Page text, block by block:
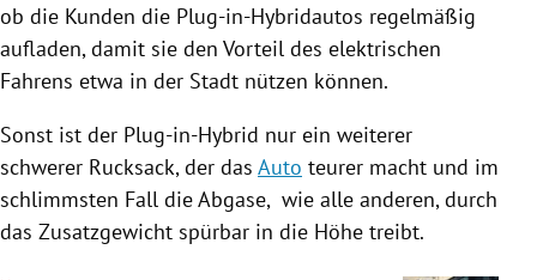
ob die Kunden die Plug-in-Hybridautos regelmäßig
aufladen, damit sie den Vorteil des elektrischen
Fahrens etwa in der Stadt nützen können.
Sonst ist der Plug-in-Hybrid nur ein weiterer
schwerer Rucksack, der das Auto teurer macht und im
schlimmsten Fall die Abgase, wie alle anderen, durch
das Zusatzgewicht spürbar in die Höhe treibt.